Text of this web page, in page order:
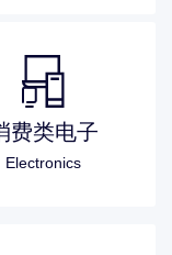
费类电子
Electronics